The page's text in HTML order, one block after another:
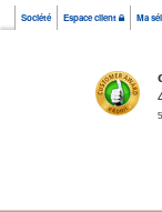
Société Espace client Ma